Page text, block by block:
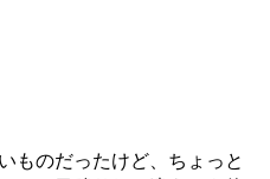
ものだったけど、ちょっと